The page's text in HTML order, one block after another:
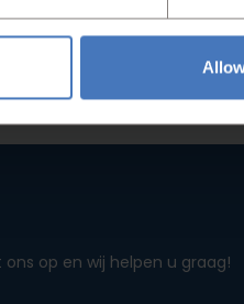
op en wij helpen u graag!